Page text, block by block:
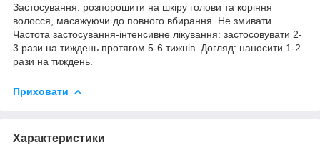
Застосування: розпорошити на шкіру голови та коріння
волосся, масажуючи до повного вбирання. Не змивати.
Частота застосування-інтенсивне лікування: застосовувати 2-
3 рази на тиждень протягом 5-6 тижнів. Догляд: наносити 1-2
рази на тиждень.
Приховати
Характеристики